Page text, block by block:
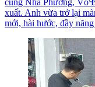
xuất. Anh vừa trở lại
mới, hài hước, đầy